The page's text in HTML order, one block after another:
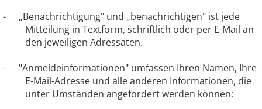
-
„Benachrichtigung" und „benachrichtigen" ist jede
Mitteilung in Textform, schriftlich oder per E-Mail an
den jeweiligen Adressaten.
-
"Anmeldeinformationen" umfassen Ihren Namen, Ihre
E-Mail-Adresse und alle anderen Informationen, die
unter Umständen angefordert werden können;